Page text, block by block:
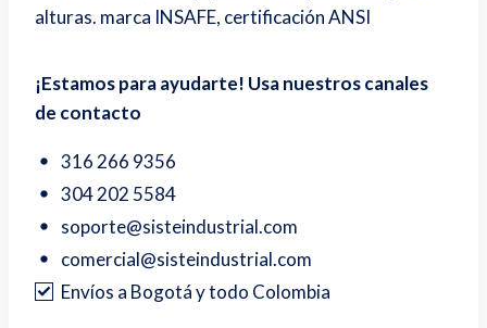
alturas. marca INSAFE, certificación ANSI
¡Estamos para ayudarte! Usa nuestros canales
de contacto
316 266 9356
304 202 5584
soporte@sisteindustrial.com
comercial@sisteindustrial.com
Envíos a Bogotá y todo Colombia